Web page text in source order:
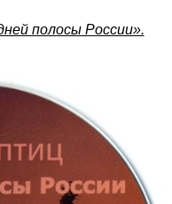
полосы России».